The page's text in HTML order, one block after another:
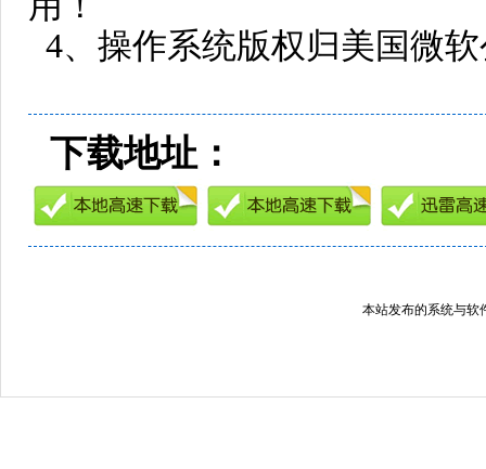
4、操作系统版权归美国微
下载地址：
本站发布的系统与软